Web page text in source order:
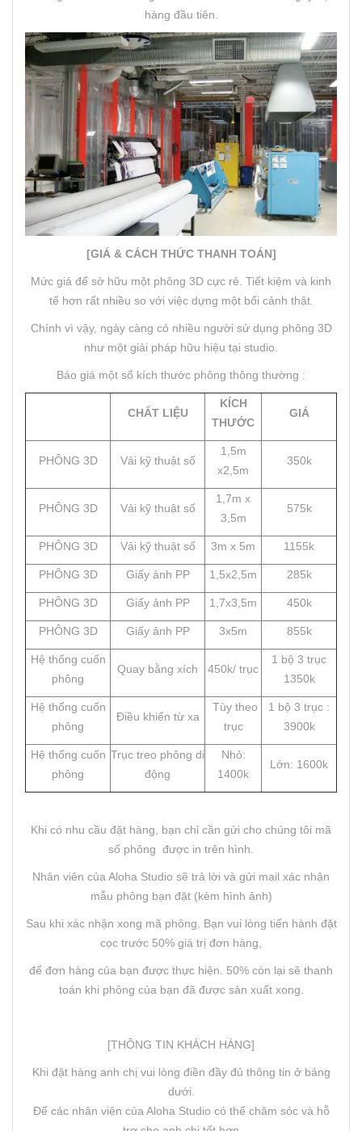
hàng đầu tiên.
[GIÁ & CÁCH THỨC THANH TOÁN]
Mức giá để sở hữu một phông 3D cực rẻ. Tiết kiệm và kinh
tế hơn rất nhiều so với việc dựng một bối cảnh thật.
Chính vì vậy, ngày càng có nhiều người sử dụng phông 3D
như một giải pháp hữu hiệu tại studio.
Báo giá một số kích thước phông thông thường :
CHẤT LIỆU
KÍCH
THƯỚC
GIÁ
PHÔNG 3D Vải kỹ thuật số
1,5m
x2,5m
350k
PHÔNG 3D Vải kỹ thuật số
1,7m x
3,5m
575k
PHÔNG 3D Vải kỹ thuật số 3m x 5m 1155k
PHÔNG 3D Giấy ảnh PP 1,5x2,5m 285k
PHÔNG 3D Giấy ảnh PP 1,7x3,5m 450k
PHÔNG 3D Giấy ảnh PP 3x5m 855k
Hệ thống cuốn
phông
Quay bằng xích 450k/ trục
1 bộ 3 trục
1350k
Hệ thống cuốn
phông
Điều khiển từ xa
Tùy theo
trục
1 bộ 3 trục :
3900k
Hệ thống cuốn
phông
Trục treo phông di
động
Nhỏ:
1400k
Lớn: 1600k
Khi có nhu cầu đặt hàng, bạn chỉ cần gửi cho chúng tôi mã
số phông được in trên hình.
Nhân viên của Aloha Studio sẽ trả lời và gửi mail xác nhận
mẫu phông bạn đặt (kèm hình ảnh)
Sau khi xác nhận xong mã phông. Bạn vui lòng tiến hành đặt
cọc trước 50% giá trị đơn hàng,
để đơn hàng của bạn được thực hiện. 50% còn lại sẽ thanh
toán khi phông của bạn đã được sản xuất xong.
[THÔNG TIN KHÁCH HÀNG]
Khi đặt hàng anh chị vui lòng điền đầy đủ thông tin ở bảng
dưới.
Để các nhân viên của Aloha Studio có thể chăm sóc và hỗ